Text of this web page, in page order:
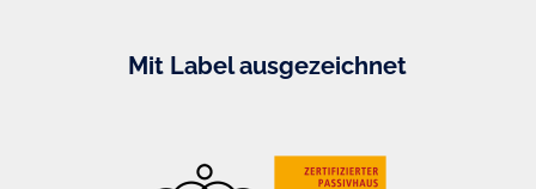
Mit Label ausgezeichnet